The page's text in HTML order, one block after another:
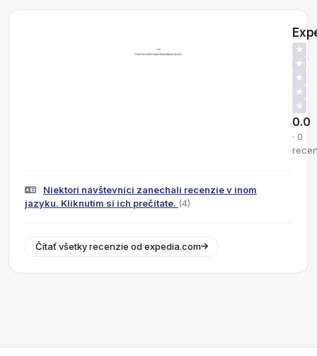
★
★
★
★
★
0.0
· 0
Niektorí návštevníci zanechali recenzie v inom
jazyku. Kliknutím si ich prečítate. (4)
Čítať všetky recenzie od expedia.com